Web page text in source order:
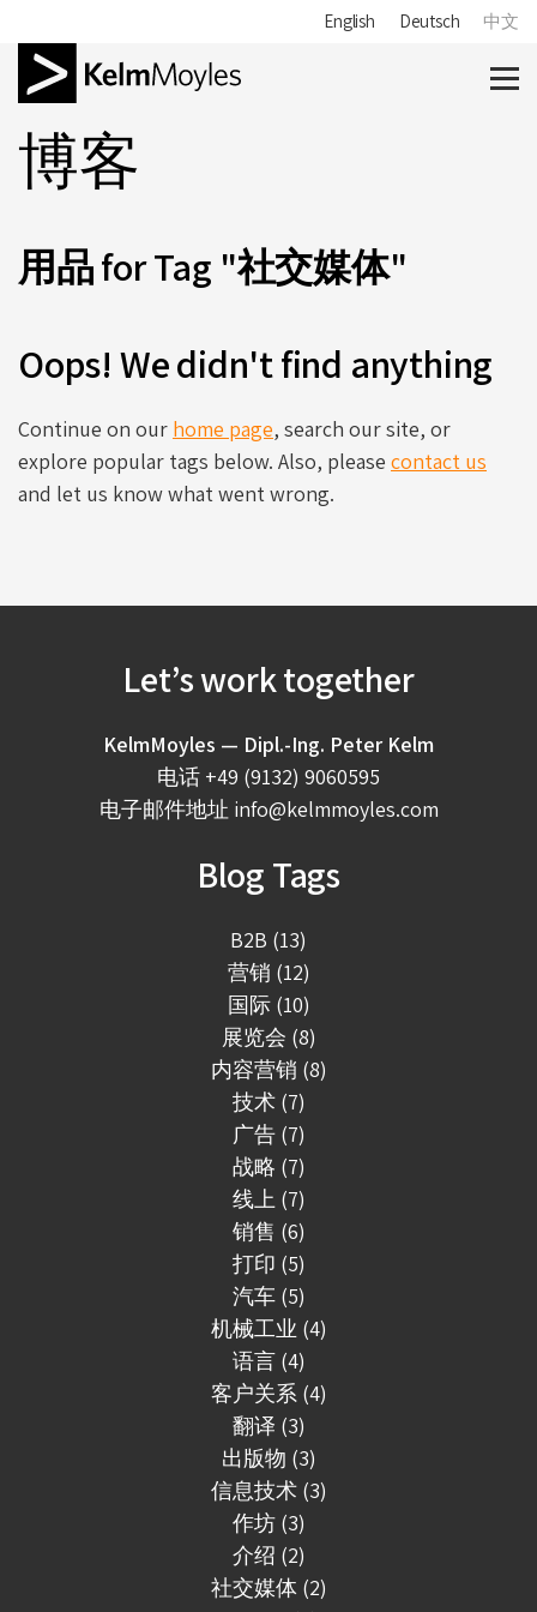
English Deutsch 中文
博客
用品 for Tag "社交媒体"
Oops! We didn't find anything
Continue on our home page, search our site, or
explore popular tags below. Also, please contact us
and let us know what went wrong.
Let’s work together
KelmMoyles — Dipl.-Ing. Peter Kelm
电话 +49 (9132) 9060595
电子邮件地址 info@kelmmoyles.com
Blog Tags
B2B (13)
营销 (12)
国际 (10)
展览会 (8)
内容营销 (8)
技术 (7)
广告 (7)
战略 (7)
线上 (7)
销售 (6)
打印 (5)
汽车 (5)
机械工业 (4)
语言 (4)
客户关系 (4)
翻译 (3)
出版物 (3)
信息技术 (3)
作坊 (3)
介绍 (2)
社交媒体 (2)